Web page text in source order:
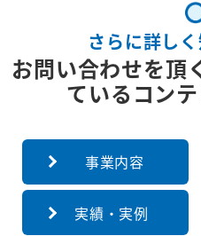
さらに詳し
お問い合わせを頂
ているコン
事業内容
実績・実例